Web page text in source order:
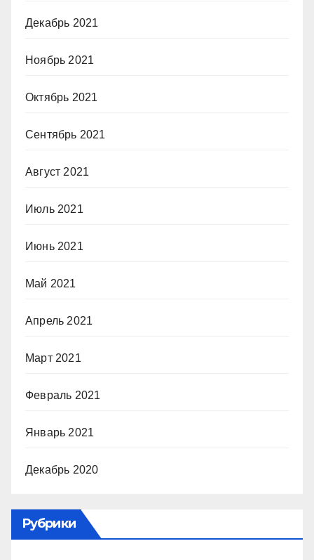
Декабрь 2021
Ноябрь 2021
Октябрь 2021
Сентябрь 2021
Август 2021
Июль 2021
Июнь 2021
Май 2021
Апрель 2021
Март 2021
Февраль 2021
Январь 2021
Декабрь 2020
Рубрики